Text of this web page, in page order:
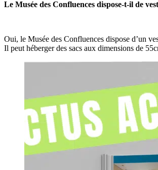
Le Musée des Confluences dispose-t-il de
Oui, le Musée des Confluences dispose d’un
Il peut héberger des sacs aux dimensions de